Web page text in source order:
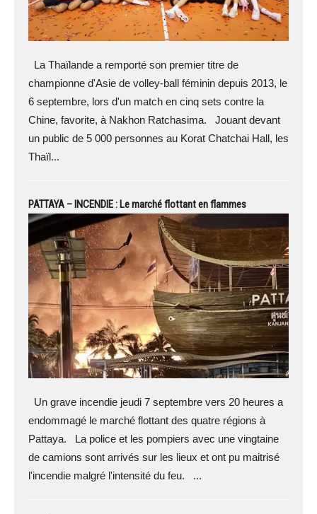
La Thaïlande a remporté son premier titre de
championne d'Asie de volley-ball féminin depuis 2013, le
6 septembre, lors d'un match en cinq sets contre la
Chine, favorite, à Nakhon Ratchasima. Jouant devant
un public de 5 000 personnes au Korat Chatchai Hall, les
Thaïl...
PATTAYA – INCENDIE : Le marché flottant en flammes
Un grave incendie jeudi 7 septembre vers 20 heures a
endommagé le marché flottant des quatre régions à
Pattaya. La police et les pompiers avec une vingtaine
de camions sont arrivés sur les lieux et ont pu maitrisé
l'incendie malgré l'intensité du feu. ...